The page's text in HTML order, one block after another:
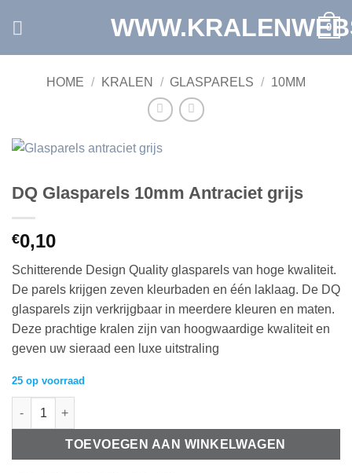
0
HOME / KRALEN / GLASPARELS / 10MM
DQ Glasparels 10mm Antraciet grijs
€0,10
Schitterende Design Quality glasparels van hoge kwaliteit.
De parels krijgen zeven kleurbaden en één laklaag. De DQ
glasparels zijn verkrijgbaar in meerdere kleuren en maten.
Deze prachtige kralen zijn van hoogwaardige kwaliteit en
geven uw sieraad een luxe uitstraling
25 op voorraad
DQ Glasparels 10mm Antraciet grijs aantal
TOEVOEGEN AAN WINKELWAGEN